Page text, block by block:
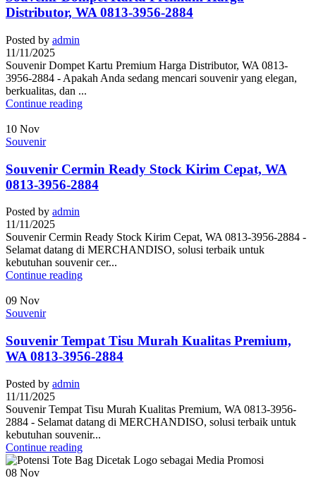
Distributor, WA 0813-3956-2884
Posted by admin
11/11/2025
Souvenir Dompet Kartu Premium Harga Distributor, WA 0813-
3956-2884 - Apakah Anda sedang mencari souvenir yang elegan,
berkualitas, dan ...
Continue reading
10 Nov
Souvenir
Souvenir Cermin Ready Stock Kirim Cepat, WA
0813-3956-2884
Posted by admin
11/11/2025
Souvenir Cermin Ready Stock Kirim Cepat, WA 0813-3956-2884 -
Selamat datang di MERCHANDISO, solusi terbaik untuk
kebutuhan souvenir cer...
Continue reading
09 Nov
Souvenir
Souvenir Tempat Tisu Murah Kualitas Premium,
WA 0813-3956-2884
Posted by admin
11/11/2025
Souvenir Tempat Tisu Murah Kualitas Premium, WA 0813-3956-
2884 - Selamat datang di MERCHANDISO, solusi terbaik untuk
kebutuhan souvenir...
Continue reading
08 Nov